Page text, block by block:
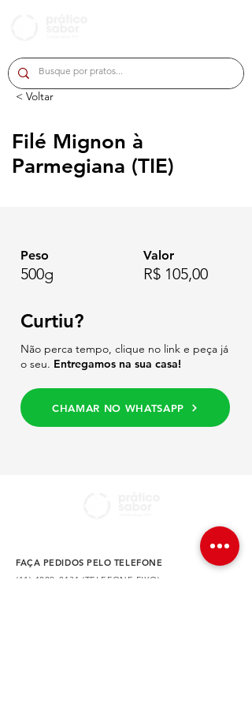
< Voltar
Filé Mignon à
Parmegiana (TIE)
Peso
500g
Valor
R$ 105,00
Curtiu?
Não perca tempo, clique no link e peça já
o seu. Entregamos na sua casa!
CHAMAR NO WHATSAPP
FAÇA PEDIDOS PELO TELEFONE
(11) 4229-0434 (TELEFONE FIXO)